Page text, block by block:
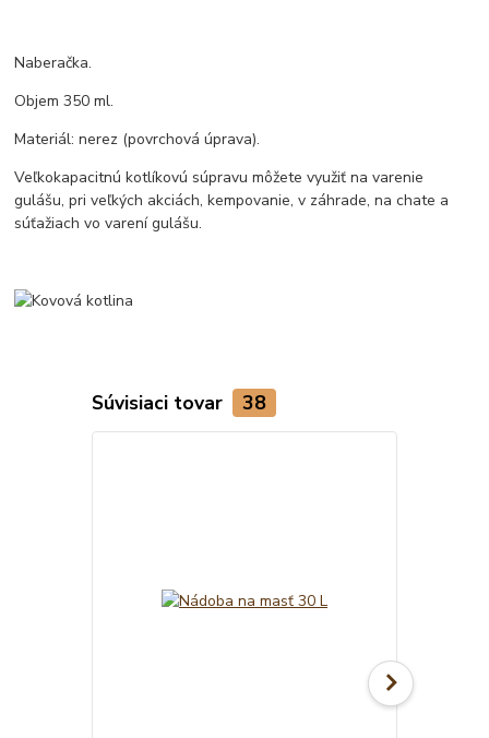
Naberačka.
Objem 350 ml.
Materiál: nerez (povrchová úprava).
Veľkokapacitnú kotlíkovú súpravu môžete využiť na varenie
gulášu, pri veľkých akciách, kempovanie, v záhrade, na chate a
súťažiach vo varení gulášu.
Súvisiaci tovar 38